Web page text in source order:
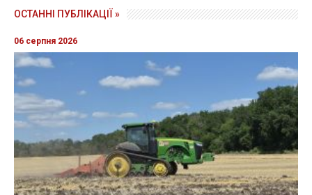
ОСТАННІ ПУБЛІКАЦІЇ »
06 серпня 2026